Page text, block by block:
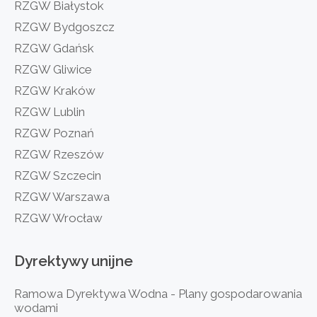
RZGW Białystok
RZGW Bydgoszcz
RZGW Gdańsk
RZGW Gliwice
RZGW Kraków
RZGW Lublin
RZGW Poznań
RZGW Rzeszów
RZGW Szczecin
RZGW Warszawa
RZGW Wrocław
Dyrektywy unijne
Ramowa Dyrektywa Wodna - Plany gospodarowania
wodami